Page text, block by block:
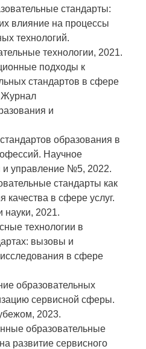
стандарты:
влияние на процессы
технологий.
технологии, 2021.
подходы к
стандартов в сфере
Журнал
и
образования в
Научное
и управление №5, 2022.
стандарты как
качества в сфере услуг.
науки, 2021.
технологии в
вызовы и
в сфере
образовательных
сервисной сферы.
2023.
образовательные
развитие сервисного